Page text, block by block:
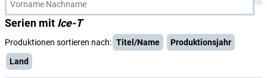
Serien mit Ice-T
Produktionen sortieren nach: Titel/Name
Produktionsjahr
Land